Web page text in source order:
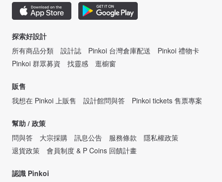
探索好設計
所有商品分類
設計誌 Pinkoi 台灣倉庫配送
Pinkoi 禮物卡
Pinkoi 群眾募資
找靈感 逛櫥窗
販售
我想在 Pinkoi 上販售
設計館問與答 Pinkoi tickets 售票專案
幫助 / 政策
問與答
大宗採購 訊息公告 服務條款
隱私權政策
退貨政策
會員制度 & P Coins 回饋計畫
認識 Pinkoi